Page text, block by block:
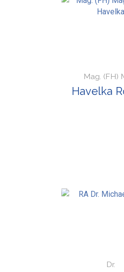
Mag. (FH)
Havelka
Dr.